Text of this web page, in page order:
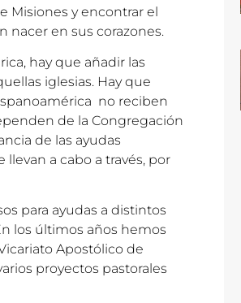
Misiones y encontrar el
nacer en sus corazones.
hay que añadir las
iglesias. Hay que
no reciben
de la Congregación
de las ayudas
a cabo a través, por
para ayudas a distintos
los últimos años hemos
Apostólico de
proyectos pastorales